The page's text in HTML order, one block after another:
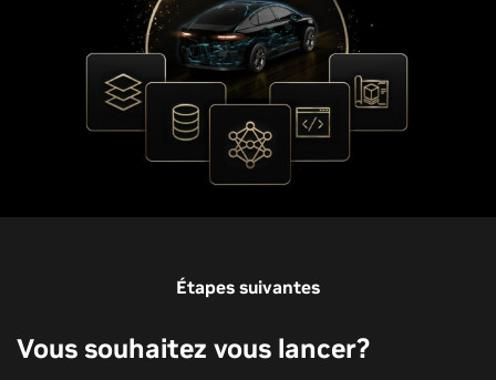
Étapes suivantes
Vous souhaitez vous lancer?